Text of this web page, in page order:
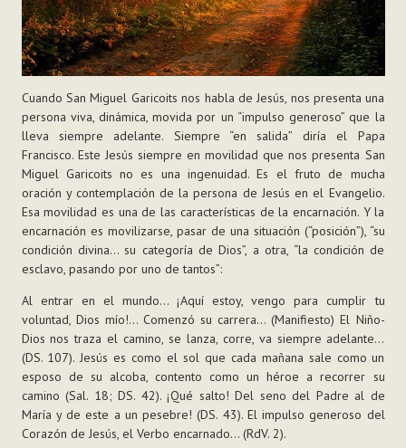
Cuando San Miguel Garicoits nos habla de Jesús, nos presenta una
persona viva, dinámica, movida por un “impulso generoso” que la
lleva siempre adelante. Siempre “en salida” diría el Papa
Francisco. Este Jesús siempre en movilidad que nos presenta San
Miguel Garicoits no es una ingenuidad. Es el fruto de mucha
oración y contemplación de la persona de Jesús en el Evangelio.
Esa movilidad es una de las características de la encarnación. Y la
encarnación es movilizarse, pasar de una situación (“posición”), “su
condición divina… su categoría de Dios”, a otra, “la condición de
esclavo, pasando por uno de tantos”:
Al entrar en el mundo… ¡Aquí estoy, vengo para cumplir tu
voluntad, Dios mío!… Comenzó su carrera… (Manifiesto) El Niño-
Dios nos traza el camino, se lanza, corre, va siempre adelante…
(DS. 107). Jesús es como el sol que cada mañana sale como un
esposo de su alcoba, contento como un héroe a recorrer su
camino (Sal. 18; DS. 42). ¡Qué salto! Del seno del Padre al de
María y de este a un pesebre! (DS. 43). El impulso generoso del
Corazón de Jesús, el Verbo encarnado… (RdV. 2).